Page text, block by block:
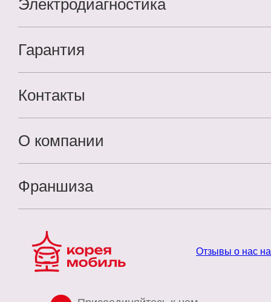
Отзывы о нас
Электродиагностика
Гарантия
Контакты
О компании
Франшиза